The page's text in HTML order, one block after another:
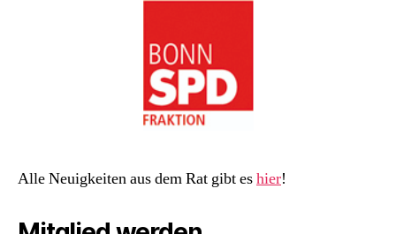
Alle Neuigkeiten aus dem Rat gibt eshier!